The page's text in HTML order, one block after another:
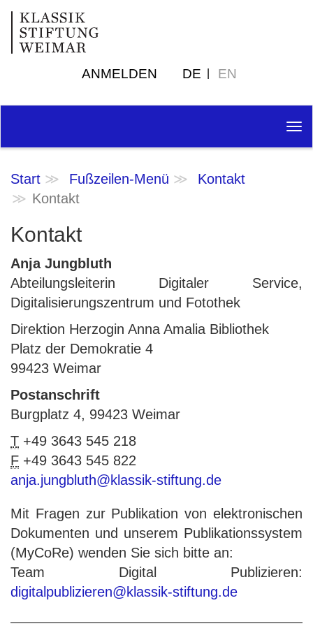
ANMELDEN DE EN
Start Fußzeilen-Menü
Kontakt
Kontakt
Kontakt
Anja Jungbluth
Abteilungsleiterin Digitaler Service,
Digitalisierungszentrum und Fotothek
Direktion Herzogin Anna Amalia Bibliothek
Platz der Demokratie 4
99423 Weimar
Postanschrift
Burgplatz 4, 99423 Weimar
T +49 3643 545 218
F +49 3643 545 822
anja.jungbluth@klassik-stiftung.de
Mit Fragen zur Publikation von elektronischen
Dokumenten und unserem Publikationssystem
(MyCoRe) wenden Sie sich bitte an:
Team Digital Publizieren:
digitalpublizieren@klassik-stiftung.de